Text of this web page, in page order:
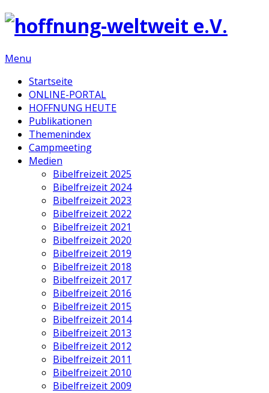
Menu
Startseite
ONLINE-PORTAL
HOFFNUNG HEUTE
Publikationen
Themenindex
Campmeeting
Medien
Bibelfreizeit 2025
Bibelfreizeit 2024
Bibelfreizeit 2023
Bibelfreizeit 2022
Bibelfreizeit 2021
Bibelfreizeit 2020
Bibelfreizeit 2019
Bibelfreizeit 2018
Bibelfreizeit 2017
Bibelfreizeit 2016
Bibelfreizeit 2015
Bibelfreizeit 2014
Bibelfreizeit 2013
Bibelfreizeit 2012
Bibelfreizeit 2011
Bibelfreizeit 2010
Bibelfreizeit 2009